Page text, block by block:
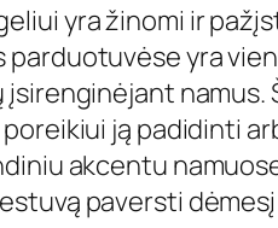
yra žinomi ir
yra
ją padidinti
akcentu
paversti